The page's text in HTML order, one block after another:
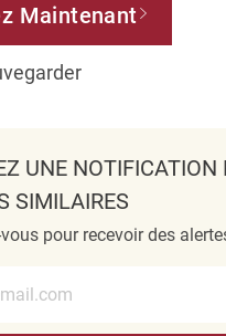
Maintenant
UNE NOTIFICATION
SIMILAIRES
pour recevoir des